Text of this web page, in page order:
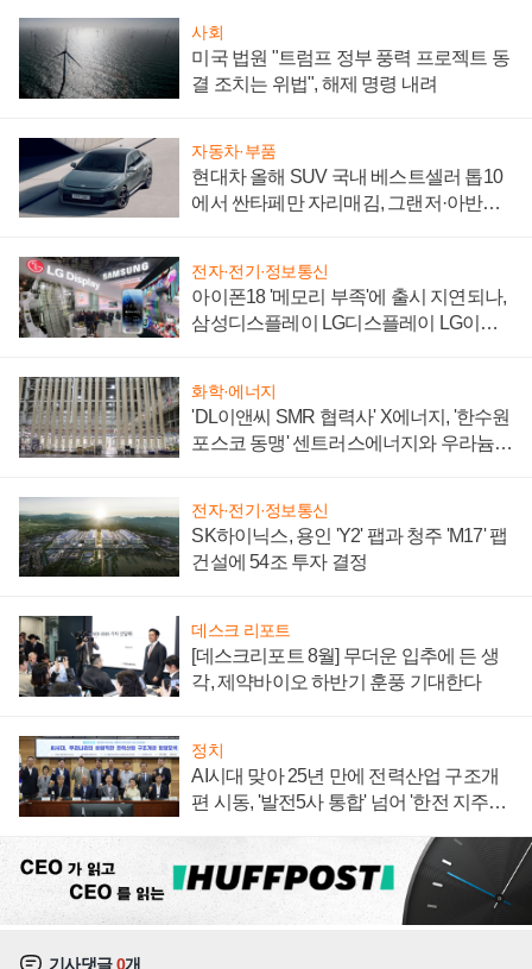
사회
미국 법원 "트럼프 정부 풍력 프로젝트 동
결 조치는 위법", 해제 명령 내려
자동차·부품
현대차 올해 SUV 국내 베스트셀러 톱10
에서 싼타페만 자리매김, 그랜저·아반떼
전자·전기·정보통신
아이폰18 '메모리 부족'에 출시 지연되나,
삼성디스플레이 LG디스플레이 LG이노
화학·에너지
'DL이앤씨 SMR 협력사' X에너지, '한수원
포스코 동맹' 센트러스에너지와 우라늄
전자·전기·정보통신
SK하이닉스, 용인 'Y2' 팹과 청주 'M17' 팹
건설에 54조 투자 결정
데스크 리포트
[데스크리포트 8월] 무더운 입추에 든 생
각, 제약바이오 하반기 훈풍 기대한다
정치
AI시대 맞아 25년 만에 전력산업 구조개
편 시동, '발전5사 통합' 넘어 '한전 지주사'
기사댓글0개